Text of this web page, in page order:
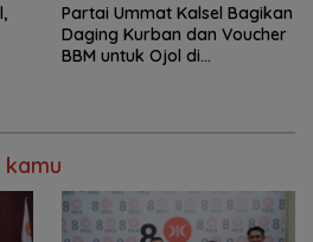
Partai Ummat Kalsel Bagikan
Daging Kurban dan Voucher
BBM untuk Ojol di